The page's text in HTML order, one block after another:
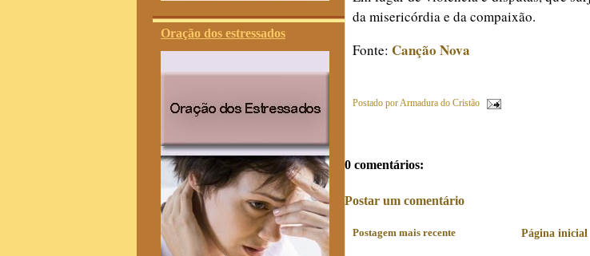
Oração dos estressados
da misericórdia e da compaixão.
Fonte: Canção Nova
Postado porArmadura do Cristão
0 comentários:
Postar um comentário
Postagem mais recente Página inicial